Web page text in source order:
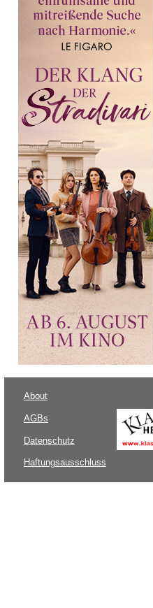
About
AGBs
Datenschutz
Haftungsausschluss